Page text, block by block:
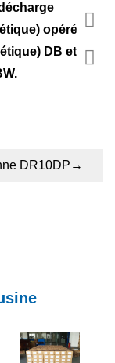
opéré
DB et
DR10DP →